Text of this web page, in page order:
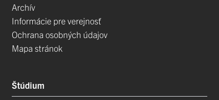
Archív
Informácie pre verejnosť
Ochrana osobných údajov
Mapa stránok
Štúdium